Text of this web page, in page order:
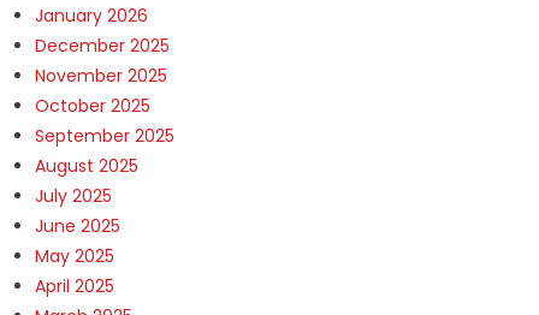
January 2026
December 2025
November 2025
October 2025
September 2025
August 2025
July 2025
June 2025
May 2025
April 2025